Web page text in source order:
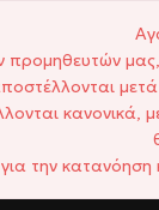
την